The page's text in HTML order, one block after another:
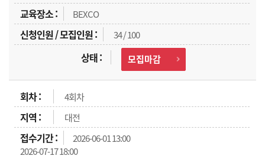
BEXCO
34 / 100
모집마감
4회차
대전
2026-06-01 13:00
2026-07-17 18:00